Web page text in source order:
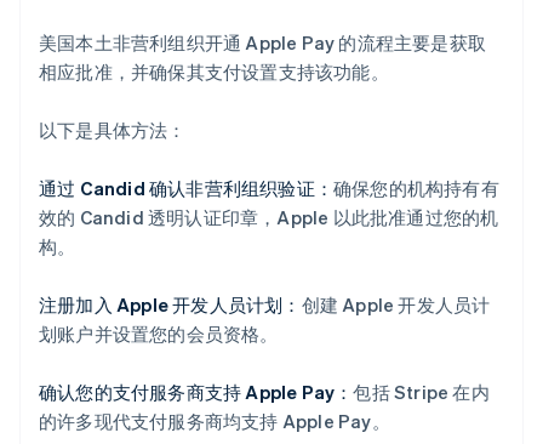
美国本土非营利组织开通 Apple Pay 的流程主要是获取
相应批准，并确保其支付设置支持该功能。
以下是具体方法：
通过 Candid 确认非营利组织验证： 确保您的机构持有有
效的 Candid 透明认证印章，Apple 以此批准通过您的机
构。
注册加入 Apple 开发人员计划： 创建 Apple 开发人员计
划账户并设置您的会员资格。
确认您的支付服务商支持 Apple Pay：包括 Stripe 在内
的许多现代支付服务商均支持 Apple Pay。